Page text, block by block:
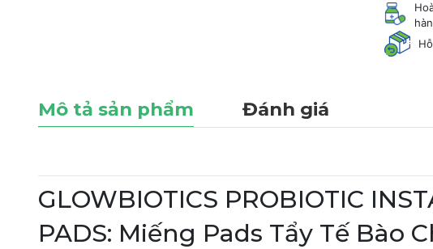
Mô tả sản phẩm Đánh giá
GLOWBIOTICS PROBIOTIC
PADS: Miếng Pads Tẩy Tế Bào